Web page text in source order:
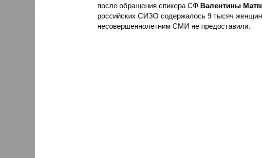
после обращения спикера СФ Валентины
российских СИЗО содержалось 9 тысяч
несовершеннолетним СМИ не предоставили.